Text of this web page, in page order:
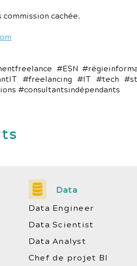
cachée.
#ESN
#freelancing #IT #tech
#consultantsindépendants
Data
Data Engineer
Data Scientist
Data Analyst
Chef de projet BI